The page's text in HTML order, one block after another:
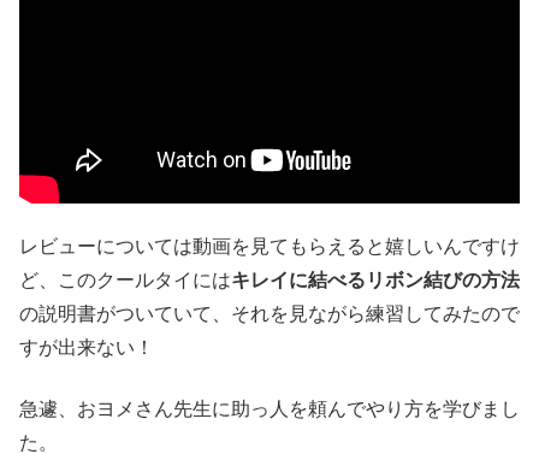
レビューについては動画を見てもらえると嬉しいんですけ
ど、このクールタイにはキレイに結べるリボン結びの方法
の説明書がついていて、それを見ながら練習してみたので
すが出来ない！
急遽、おヨメさん先生に助っ人を頼んでやり方を学びまし
た。